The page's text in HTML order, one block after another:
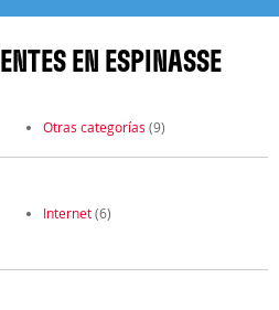
EN ESPINASSE
Otras categorías (9)
Internet(6)